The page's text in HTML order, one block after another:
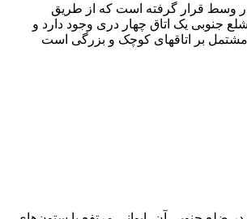
وسط قرار گرفته است که از طریق
جنوبی یک اتاق چهار دری وجود دارد و
بر اتاقهای کوچک و بزرگی است